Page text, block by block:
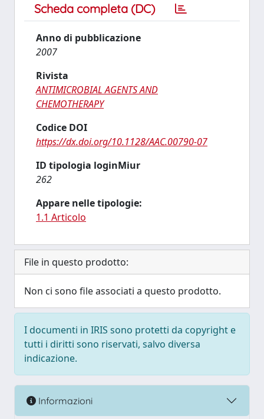
Scheda completa (DC)
Anno di pubblicazione
2007
Rivista
ANTIMICROBIAL AGENTS AND
CHEMOTHERAPY
Codice DOI
https://dx.doi.org/10.1128/AAC.00790-07
ID tipologia loginMiur
262
Appare nelle tipologie:
1.1 Articolo
File in questo prodotto:
Non ci sono file associati a questo prodotto.
I documenti in IRIS sono protetti da copyright e
tutti i diritti sono riservati, salvo diversa
indicazione.
Informazioni